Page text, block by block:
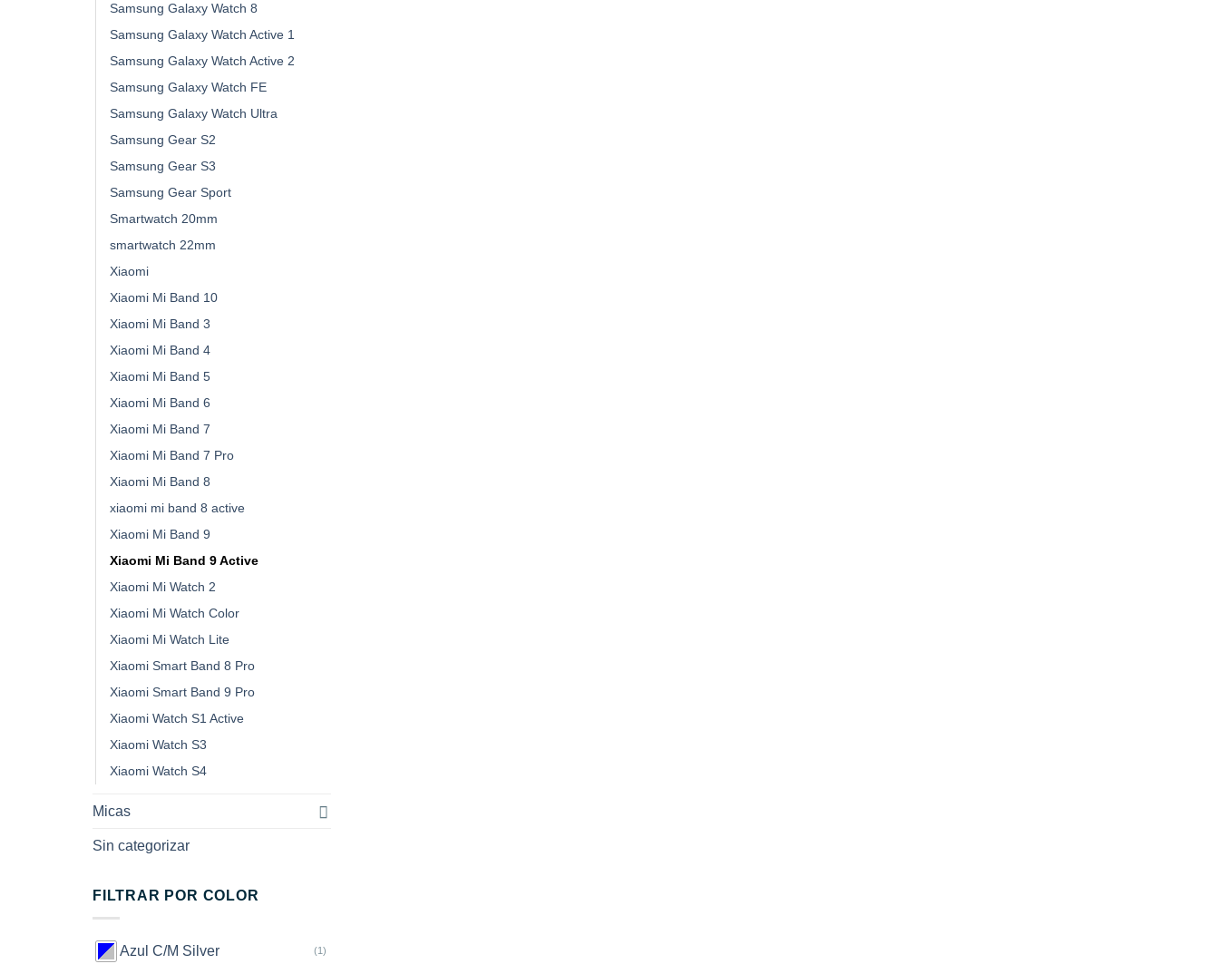
Samsung Galaxy Watch 8
Samsung Galaxy Watch Active 1
Samsung Galaxy Watch Active 2
Samsung Galaxy Watch FE
Samsung Galaxy Watch Ultra
Samsung Gear S2
Samsung Gear S3
Samsung Gear Sport
Smartwatch 20mm
smartwatch 22mm
Xiaomi
Xiaomi Mi Band 10
Xiaomi Mi Band 3
Xiaomi Mi Band 4
Xiaomi Mi Band 5
Xiaomi Mi Band 6
Xiaomi Mi Band 7
Xiaomi Mi Band 7 Pro
Xiaomi Mi Band 8
xiaomi mi band 8 active
Xiaomi Mi Band 9
Xiaomi Mi Band 9 Active
Xiaomi Mi Watch 2
Xiaomi Mi Watch Color
Xiaomi Mi Watch Lite
Xiaomi Smart Band 8 Pro
Xiaomi Smart Band 9 Pro
Xiaomi Watch S1 Active
Xiaomi Watch S3
Xiaomi Watch S4
Micas
Sin categorizar
FILTRAR POR COLOR
Azul C/M Silver (1)